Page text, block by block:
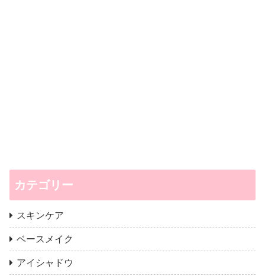
カテゴリー
スキンケア
ベースメイク
アイシャドウ